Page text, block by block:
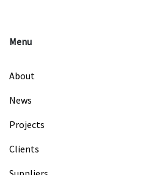
Menu
About
News
Projects
Clients